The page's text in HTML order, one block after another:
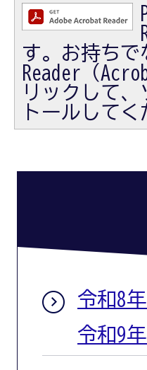
す。お持ちで
Reader（
リックして
トールしてく
令和8
令和9